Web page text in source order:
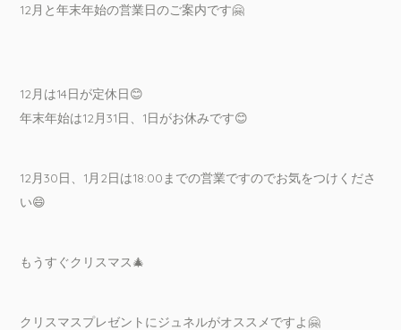
12月と年末年始の営業日のご案内です🤗
12月は14日が定休日😊
年末年始は12月31日、1日がお休みです😊
12月30日、1月2日は18:00までの営業ですのでお気をつけくださ
い😄
もうすぐクリスマス🎄
クリスマスプレゼントにジュネルがオススメですよ🤗